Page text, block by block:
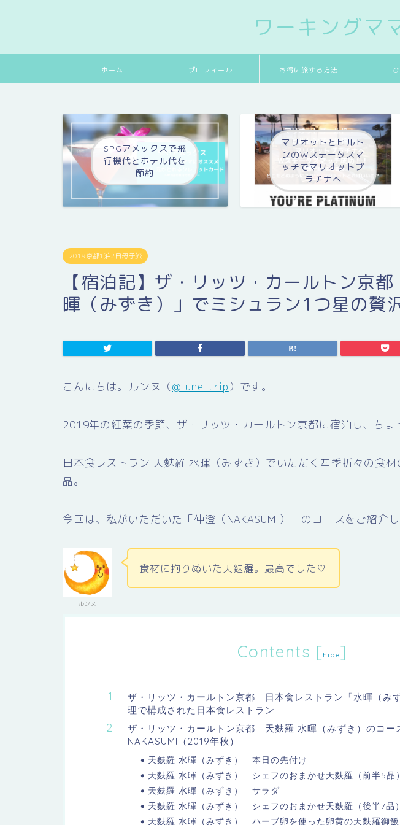
ワーキングマ
ホーム プロフィール お得に旅する方法
SPGアメックスで飛
行機代とホテル代を
節約
マリオットとヒルト
ンのWステータスマ
ッチでマリオットプ
ラチナへ
2019京都1泊2日母子旅
【宿泊記】ザ・リッツ・カールトン京
暉（みずき）」でミシュラン1つ星の贅
こんにちは。ルンヌ（@lune_trip）です。
2019年の紅葉の季節、ザ・リッツ・カールトン京都に宿泊し、ちょ
日本食レストラン 天麩羅 水暉（みずき）でいただく四季折々の食
品。
今回は、私がいただいた「仲澄（NAKASUMI）」のコースをご紹介し
ルンヌ
食材に拘りぬいた天麩羅。最高でした♡
Contents [hide]
ザ・リッツ・カールトン京都 日本食レストラン「水暉（み
理で構成された日本食レストラン
ザ・リッツ・カールトン京都 天麩羅 水暉（みずき）のコ
NAKASUMI（2019年秋）
天麩羅 水暉（みずき） 本日の先付け
天麩羅 水暉（みずき） シェフのおまかせ天麩羅（前半5品）
天麩羅 水暉（みずき） サラダ
天麩羅 水暉（みずき） シェフのおまかせ天麩羅（後半7品）
天麩羅 水暉（みずき） ハーブ卵を使った卵黄の天麩羅御